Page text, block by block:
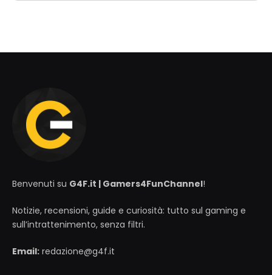
Benvenuti su G4F.it | Gamers4FunChannel!
Notizie, recensioni, guide e curiosità: tutto sul gaming e
sull’intrattenimento, senza filtri.
Email: redazione@g4f.it